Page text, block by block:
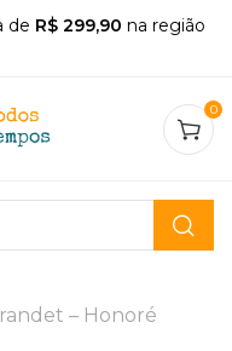
de R$ 299,90 na região
0
– Honoré